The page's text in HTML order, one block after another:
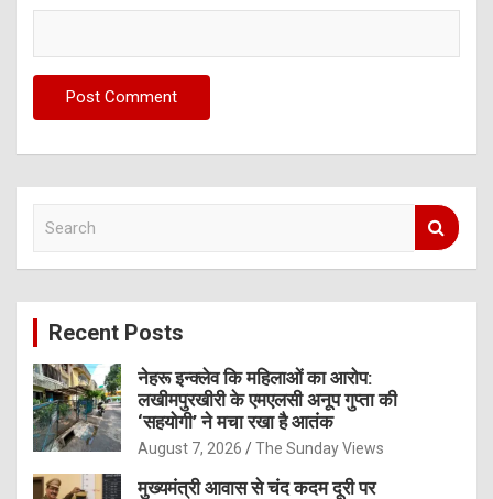
c
Recent Posts
नेहरू इन्क्लेव कि महिलाओं का आरोप:
लखीमपुरखीरी के एमएलसी अनूप गुप्ता की
‘सहयोगी’ ने मचा रखा है आतंक
August 7, 2026 The Sunday Views
मुख्यमंत्री आवास से चंद कदम दूरी पर